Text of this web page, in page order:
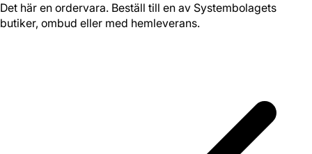
Det här en ordervara. Beställ till en av Systembolagets
butiker, ombud eller med hemleverans.